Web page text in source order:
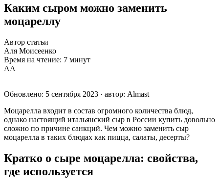
Каким сыром можно заменить
моцареллу
Автор статьи
Аля Моисеенко
Время на чтение: 7 минут
АА
Обновлено: 5 сентября 2023 · автор: Almast
Моцарелла входит в состав огромного количества блюд,
однако настоящий итальянский сыр в России купить довольно
сложно по причине санкций. Чем можно заменить сыр
моцарелла в таких блюдах как пицца, салаты, десерты?
Кратко о сыре моцарелла: свойства,
где используется